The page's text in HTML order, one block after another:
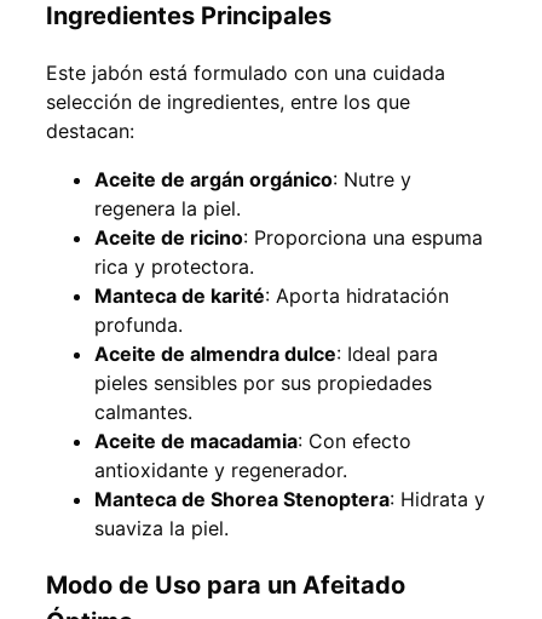
Ingredientes Principales
Este jabón está formulado con una cuidada
selección de ingredientes, entre los que
destacan:
Aceite de argán orgánico: Nutre y
regenera la piel.
Aceite de ricino: Proporciona una espuma
rica y protectora.
Manteca de karité: Aporta hidratación
profunda.
Aceite de almendra dulce: Ideal para
pieles sensibles por sus propiedades
calmantes.
Aceite de macadamia: Con efecto
antioxidante y regenerador.
Manteca de Shorea Stenoptera: Hidrata y
suaviza la piel.
Modo de Uso para un Afeitado